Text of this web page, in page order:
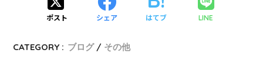
ポスト シェア はてブ LINE
CATEGORY : ブログ その他